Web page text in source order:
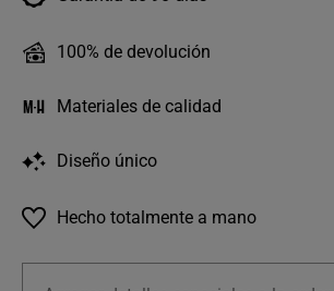
100% de devolución
Materiales de calidad
Diseño único
Hecho totalmente a mano